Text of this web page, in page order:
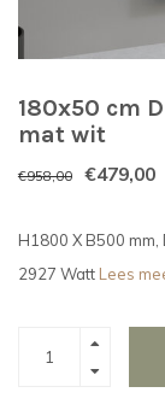
180x50 cm
mat wit
€958,00 €479,00
H1800 X B500
2927 Watt Lees